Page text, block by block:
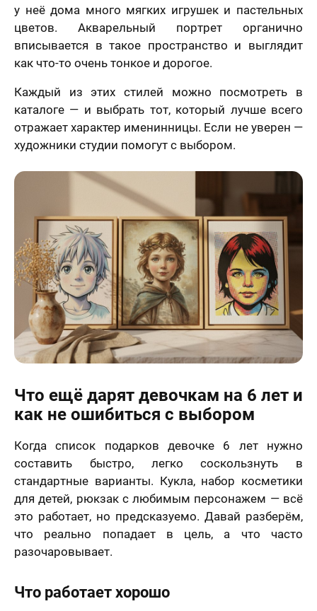
у неё дома много мягких игрушек и пастельных
цветов. Акварельный портрет органично
вписывается в такое пространство и выглядит
как что-то очень тонкое и дорогое.
Каждый из этих стилей можно посмотреть в
каталоге — и выбрать тот, который лучше всего
отражает характер именинницы. Если не уверен —
художники студии помогут с выбором.
Что ещё дарят девочкам на 6 лет и
как не ошибиться с выбором
Когда список подарков девочке 6 лет нужно
составить быстро, легко соскользнуть в
стандартные варианты. Кукла, набор косметики
для детей, рюкзак с любимым персонажем — всё
это работает, но предсказуемо. Давай разберём,
что реально попадает в цель, а что часто
разочаровывает.
Что работает хорошо